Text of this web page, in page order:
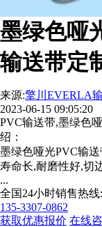
墨绿色哑
输送带定
来源:擎川EVERLA
2023-06-15 09:05:20
PVC输送带,墨绿色
绍：
墨绿色哑光PVC输
寿命长,耐磨性好,切
...
全国24小时销售热线:
135-3307-0862
获取优惠报价 在线